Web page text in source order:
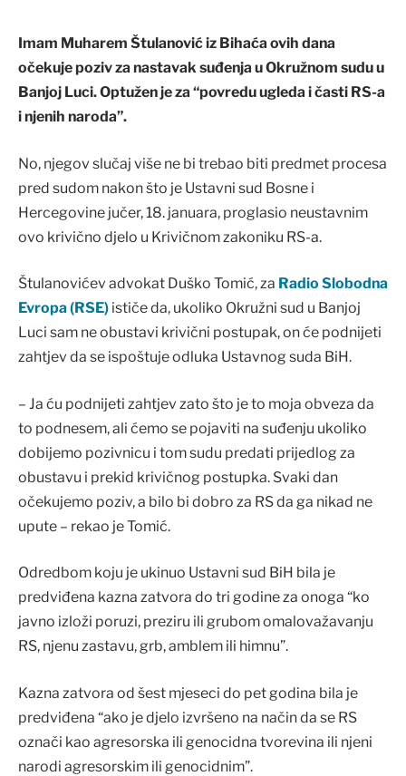
Imam Muharem Štulanović iz Bihaća ovih dana
očekuje poziv za nastavak suđenja u Okružnom sudu u
Banjoj Luci. Optužen je za “povredu ugleda i časti RS-a
i njenih naroda”.
No, njegov slučaj više ne bi trebao biti predmet procesa
pred sudom nakon što je Ustavni sud Bosne i
Hercegovine jučer, 18. januara, proglasio neustavnim
ovo krivično djelo u Krivičnom zakoniku RS-a.
Štulanovićev advokat Duško Tomić, za Radio Slobodna
Evropa (RSE) ističe da, ukoliko Okružni sud u Banjoj
Luci sam ne obustavi krivični postupak, on će podnijeti
zahtjev da se ispoštuje odluka Ustavnog suda BiH.
– Ja ću podnijeti zahtjev zato što je to moja obveza da
to podnesem, ali ćemo se pojaviti na suđenju ukoliko
dobijemo pozivnicu i tom sudu predati prijedlog za
obustavu i prekid krivičnog postupka. Svaki dan
očekujemo poziv, a bilo bi dobro za RS da ga nikad ne
upute – rekao je Tomić.
Odredbom koju je ukinuo Ustavni sud BiH bila je
predviđena kazna zatvora do tri godine za onoga “ko
javno izloži poruzi, preziru ili grubom omalovažavanju
RS, njenu zastavu, grb, amblem ili himnu”.
Kazna zatvora od šest mjeseci do pet godina bila je
predviđena “ako je djelo izvršeno na način da se RS
označi kao agresorska ili genocidna tvorevina ili njeni
narodi agresorskim ili genocidnim”.